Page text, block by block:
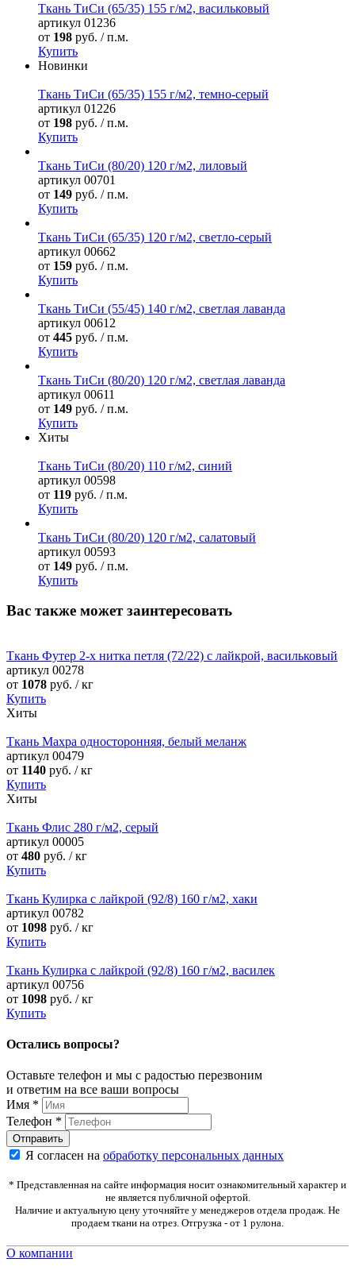
Ткань ТиСи (65/35) 155 г/м2, васильковый
артикул 01236
от 198 руб. / п.м.
Купить
Новинки
Ткань ТиСи (65/35) 155 г/м2, темно-серый
артикул 01226
от 198 руб. / п.м.
Купить
Ткань ТиСи (80/20) 120 г/м2, лиловый
артикул 00701
от 149 руб. / п.м.
Купить
Ткань ТиСи (65/35) 120 г/м2, светло-серый
артикул 00662
от 159 руб. / п.м.
Купить
Ткань ТиСи (55/45) 140 г/м2, светлая лаванда
артикул 00612
от 445 руб. / п.м.
Купить
Ткань ТиСи (80/20) 120 г/м2, светлая лаванда
артикул 00611
от 149 руб. / п.м.
Купить
Хиты
Ткань ТиСи (80/20) 110 г/м2, синий
артикул 00598
от 119 руб. / п.м.
Купить
Ткань ТиСи (80/20) 120 г/м2, салатовый
артикул 00593
от 149 руб. / п.м.
Купить
Вас также может заинтересовать
Ткань Футер 2-х нитка петля (72/22) с лайкрой, васильковый
артикул 00278
от 1078 руб. / кг
Купить
Хиты
Ткань Махра односторонняя, белый меланж
артикул 00479
от 1140 руб. / кг
Купить
Хиты
Ткань Флис 280 г/м2, серый
артикул 00005
от 480 руб. / кг
Купить
Ткань Кулирка с лайкрой (92/8) 160 г/м2, хаки
артикул 00782
от 1098 руб. / кг
Купить
Ткань Кулирка с лайкрой (92/8) 160 г/м2, василек
артикул 00756
от 1098 руб. / кг
Купить
Остались вопросы?
Оставьте телефон и мы с радостью перезвоним
и ответим на все ваши вопросы
Имя *
Телефон *
Я согласен на обработку персональных данных
* Представленная на сайте информация носит ознакомительный характер и
не является публичной офертой.
Наличие и актуальную цену уточняйте у менеджеров отдела продаж. Не
продаем ткани на отрез. Отгрузка - от 1 рулона.
О компании